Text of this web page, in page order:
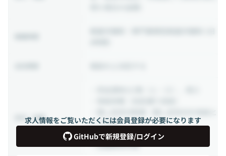
求人情報をご覧いただくには会員登録が必要になります
GitHubで新規登録/ログイン
休日・休暇
して付与）
・GW、夏季、年末年始休暇
・冠婚葬祭休暇